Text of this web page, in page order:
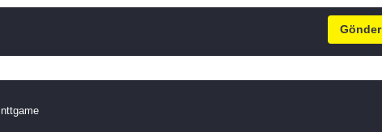
nttgame